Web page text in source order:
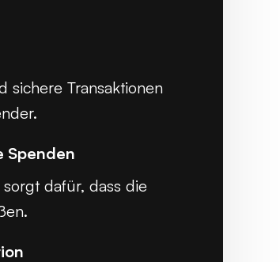
sichere Transaktionen
Spenden
dafür, dass die